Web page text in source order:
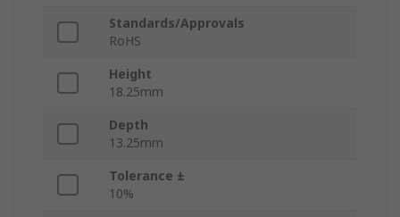
Standards/Approvals
RoHS
Height
18.25mm
Depth
13.25mm
Tolerance ±
10%